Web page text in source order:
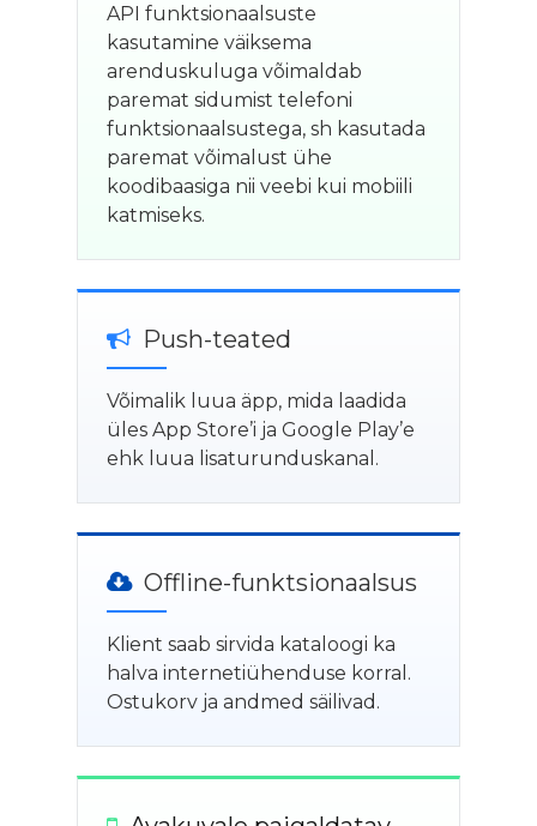
API funktsionaalsuste
kasutamine väiksema
arenduskuluga võimaldab
paremat sidumist telefoni
funktsionaalsustega, sh kasutada
paremat võimalust ühe
koodibaasiga nii veebi kui mobiili
katmiseks.
Push-teated
Võimalik luua äpp, mida laadida
üles App Store’i ja Google Play’e
ehk luua lisaturunduskanal.
Offline-funktsionaalsus
Klient saab sirvida kataloogi ka
halva internetiühenduse korral.
Ostukorv ja andmed säilivad.